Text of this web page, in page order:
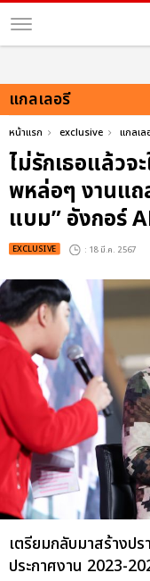
แกลเลอรี
หน้าแรก exclusive แกลเล
ไม่รักเธอแล้วจ
พหล่อๆ งานแถ
แบม” อังกอร์
EXCLUSIVE : 18 มี.ค. 2567
เตรียมกลับมาสร้างป
ประกาศงาน 2023-